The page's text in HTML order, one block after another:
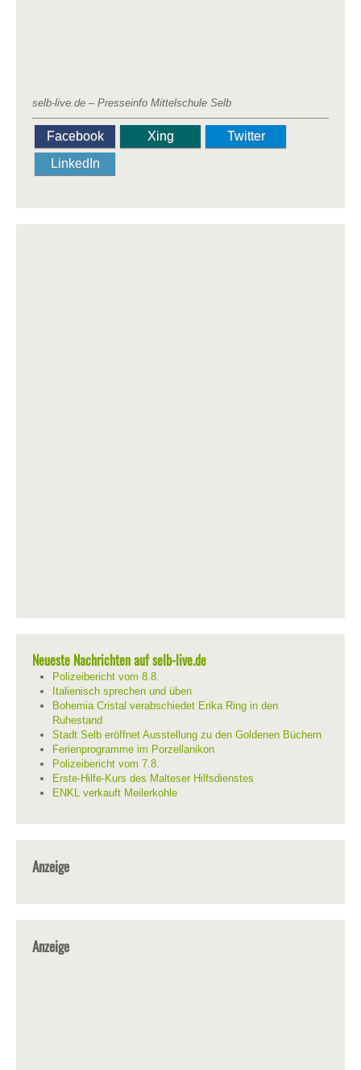
selb-live.de – Presseinfo Mittelschule Selb
Facebook Xing
Twitter
LinkedIn
Neueste Nachrichten auf selb-live.de
Polizeibericht vom 8.8.
Italienisch sprechen und üben
Bohemia Cristal verabschiedet Erika Ring in den
Ruhestand
Stadt Selb eröffnet Ausstellung zu den Goldenen Büchern
Ferienprogramme im Porzellanikon
Polizeibericht vom 7.8.
Erste-Hilfe-Kurs des Malteser Hilfsdienstes
ENKL verkauft Meilerkohle
Anzeige
Anzeige